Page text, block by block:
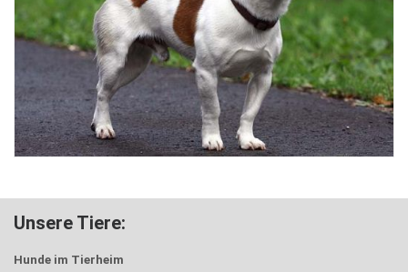
Unsere Tiere:
Hunde im Tierheim